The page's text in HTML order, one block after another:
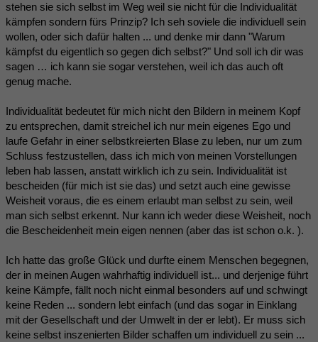
stehen sie sich selbst im Weg weil sie nicht für die Individualität
kämpfen sondern fürs Prinzip? Ich seh soviele die individuell sein
wollen, oder sich dafür halten ... und denke mir dann "Warum
kämpfst du eigentlich so gegen dich selbst?" Und soll ich dir was
sagen … ich kann sie sogar verstehen, weil ich das auch oft
genug mache.
Individualität bedeutet für mich nicht den Bildern in meinem Kopf
zu entsprechen, damit streichel ich nur mein eigenes Ego und
laufe Gefahr in einer selbstkreierten Blase zu leben, nur um zum
Schluss festzustellen, dass ich mich von meinen Vorstellungen
leben hab lassen, anstatt wirklich ich zu sein. Individualität ist
bescheiden (für mich ist sie das) und setzt auch eine gewisse
Weisheit voraus, die es einem erlaubt man selbst zu sein, weil
man sich selbst erkennt. Nur kann ich weder diese Weisheit, noch
die Bescheidenheit mein eigen nennen (aber das ist schon o.k. ).
Ich hatte das große Glück und durfte einem Menschen begegnen,
der in meinen Augen wahrhaftig individuell ist... und derjenige führt
keine Kämpfe, fällt noch nicht einmal besonders auf und schwingt
keine Reden ... sondern lebt einfach (und das sogar in Einklang
mit der Gesellschaft und der Umwelt in der er lebt). Er muss sich
keine selbst inszenierten Bilder schaffen um individuell zu sein ...